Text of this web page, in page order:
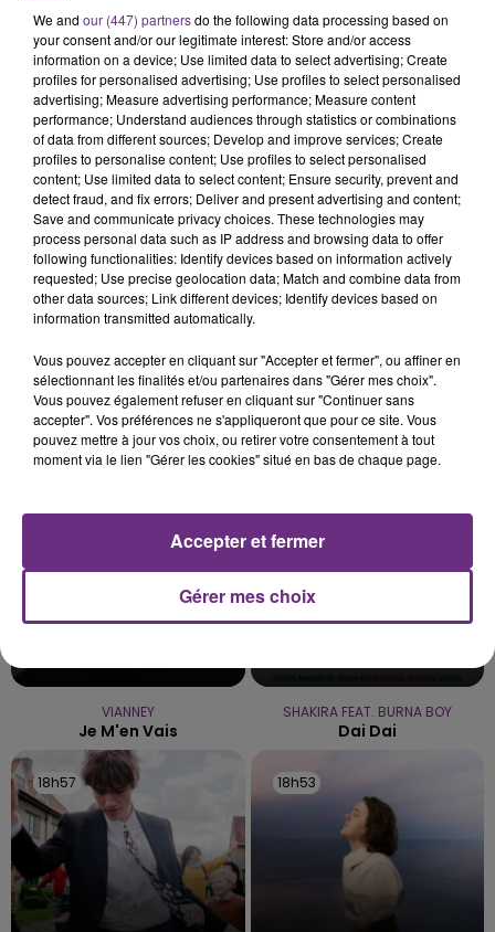
LA CENTRALE NUCLÉAIRE DE CHOOZ
TOUJOURS À L'ARRÊT
Cela fait déjà une semaine que la centrale
nucléaire ardennaise est à l'arrêt. Une situation
justifiée par la sécheresse intense qui est toujours
présente.
LE MAGASIN JOUÉCLUB DE REIMS FERME
SES PORTES
rémois. Le magasin JouéClub est contraint de
fermer ses portes.
TITRES DIFFUSÉS
VIANNEY
Je M'en Vais
SHAKIRA FEAT. BURNA BOY
Dai Dai
18h57
18h57 18h53
18h53
We and our (447) partnersdo the following data processing based on
your consent and/or our legitimate interest: Store and/or access
information on a device; Use limited data to select advertising; Create
profiles for personalised advertising; Use profiles to select personalised
advertising; Measure advertising performance; Measure content
performance; Understand audiences through statistics or combinations
of data from different sources; Develop and improve services; Create
profiles to personalise content; Use profiles to select personalised
content; Use limited data to select content; Ensure security, prevent and
detect fraud, and fix errors; Deliver and present advertising and content;
Save and communicate privacy choices. These technologies may
process personal data such as IP address and browsing data to offer
following functionalities: Identify devices based on information actively
requested; Use precise geolocation data; Match and combine data from
other data sources; Link different devices; Identify devices based on
information transmitted automatically.
Vous pouvez accepter en cliquant sur "Accepter et fermer", ou affiner en
sélectionnant les finalités et/ou partenaires dans "Gérer mes choix".
Vous pouvez également refuser en cliquant sur "Continuer sans
accepter". Vos préférences ne s'appliqueront que pour ce site. Vous
pouvez mettre à jour vos choix, ou retirer votre consentement à tout
moment via le lien "Gérer les cookies" situé en bas de chaque page.
Gérer mes choix
Accepter et fermer